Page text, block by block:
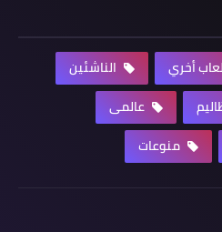
أخري
الناشئين
عالمى
منوعات